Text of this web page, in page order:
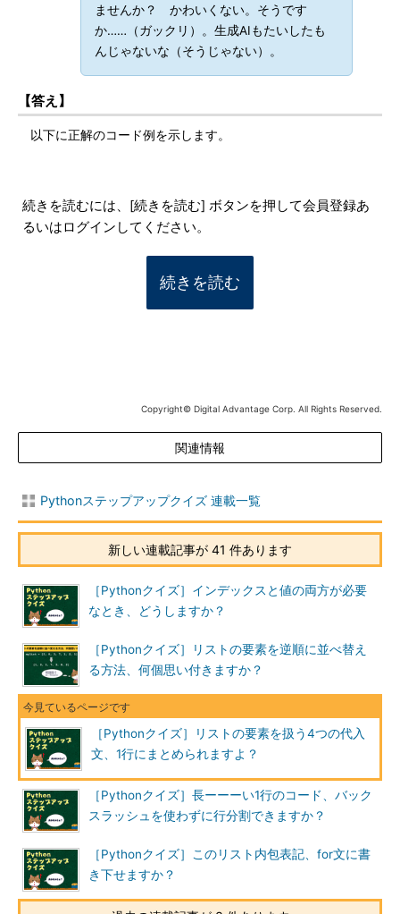
ませんか？ かわいくない。そうです
か……（ガックリ）。生成AIもたいしたも
んじゃないな（そうじゃない）。
【答え】
以下に正解のコード例を示します。
続きを読むには、[続きを読む] ボタンを押して会員登録あ
るいはログインしてください。
続きを読む
Copyright© Digital Advantage Corp. All Rights Reserved.
関連情報
Pythonステップアップクイズ 連載一覧
新しい連載記事が 41 件あります
［Pythonクイズ］インデックスと値の両方が必要
なとき、どうしますか？
［Pythonクイズ］リストの要素を逆順に並べ替え
る方法、何個思い付きますか？
［Pythonクイズ］リストの要素を扱う4つの代入
文、1行にまとめられますよ？
［Pythonクイズ］長ーーーい1行のコード、バック
スラッシュを使わずに行分割できますか？
［Pythonクイズ］このリスト内包表記、for文に書
き下せますか？